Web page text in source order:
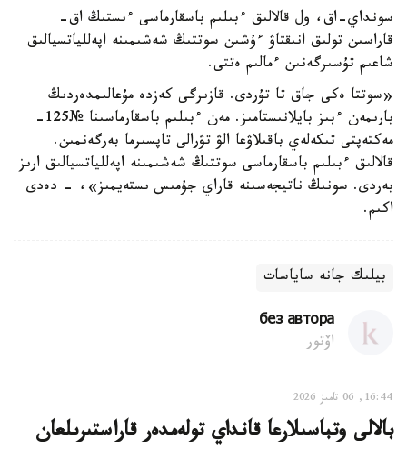
سونداي-اق، ول قالالىق ءبىلىم باسقارماسى ءىستىڭ اق-
قاراسىن تولىق انىقتاۋ ءۇشىن سوتتىڭ شەشىمىنە اپەللياتسيالىق
شاعىم تۇسىرگەنىن ءمالىم ەتتى.
«سوتتا ەكى جاق تا تۇردى. قازىرگى كەزدە مۇعالىمدەردىڭ
بارىمەن ءبىز بايلانىستامىز. مەن ءبىلىم باسقارماسىنا №125-
مەكتەپتى تىكەلەي باقىلاۋعا الۋ تۋرالى تاپسىرما بەرگەنمىن.
قالالىق ءبىلىم باسقارماسى سوتتىڭ شەشىمىنە اپەللياتسيالىق ارىز
بەردى. سونىڭ ناتيجەسىنە قاراي جۇمىس ىستەيمىز»، - دەدى
اكىم.
بيلىك جانە ساياسات
без автора
اۆتور
16:44, 06 تامىز 2026
بالالى وتباسىلارعا قانداي تولەمدەر قاراستىرىلعان